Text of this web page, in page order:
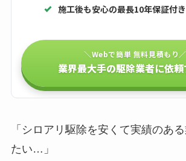
施工後も安心の最長10年保証付き
＼Webで簡単 無料見積もり／
業界最大手の駆除業者に依頼
「シロアリ駆除を安くて実績のあ
たい…」